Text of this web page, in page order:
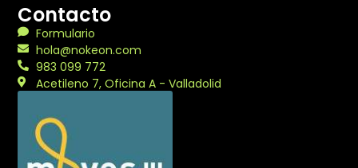
Contacto
Formulario
hola@nokeon.com
983 099 772
Acetileno 7, Oficina A - Valladolid